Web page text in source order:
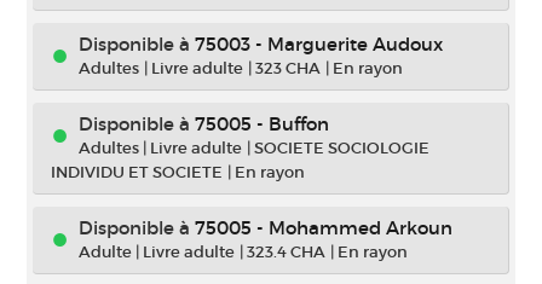
Disponible à 75003 - Marguerite Audoux
Adultes | Livre adulte |323 CHA | En rayon
Disponible à 75005 - Buffon
Adultes | Livre adulte |SOCIETE SOCIOLOGIE
INDIVIDU ET SOCIETE | En rayon
Disponible à 75005 - Mohammed Arkoun
Adulte | Livre adulte |323.4 CHA | En rayon